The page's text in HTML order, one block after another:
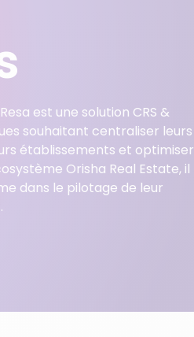
est une solution CRS &
souhaitant centraliser leurs
établissements et optimiser
Orisha Real Estate, il
dans le pilotage de leur